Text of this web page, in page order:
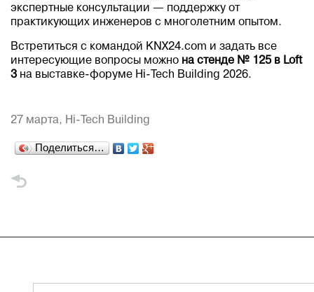
экспертные консультации — поддержку от
практикующих инженеров с многолетним опытом.
Встретиться с командой KNX24.com и задать все
интересующие вопросы можно на стенде № 125 в Loft
3 на выставке-форуме Hi-Tech Building 2026.
27 марта, Hi-Tech Building
Поделиться…